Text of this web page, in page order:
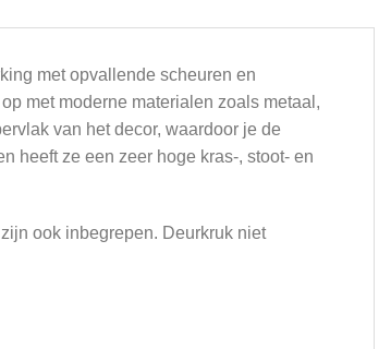
met opvallende scheuren en
met moderne materialen zoals metaal,
van het decor, waardoor je de
heeft ze een zeer hoge kras-, stoot- en
ook inbegrepen. Deurkruk niet